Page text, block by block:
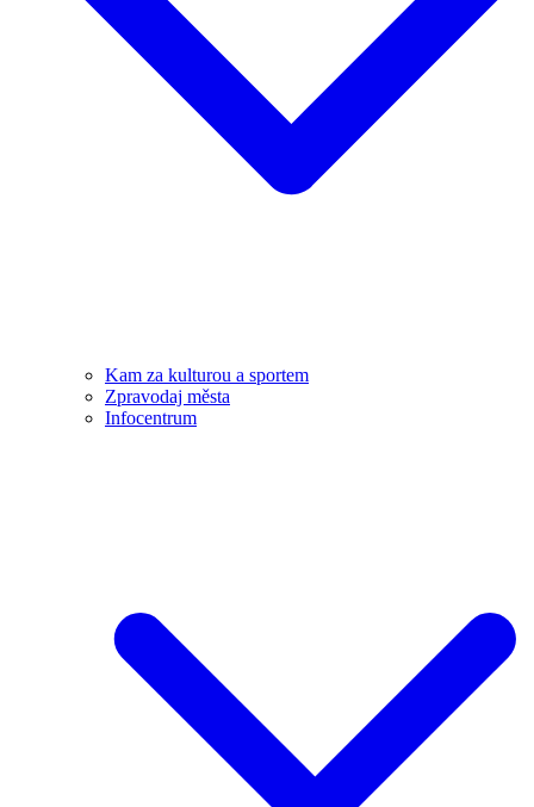
Kam za kulturou a sportem
Zpravodaj města
Infocentrum